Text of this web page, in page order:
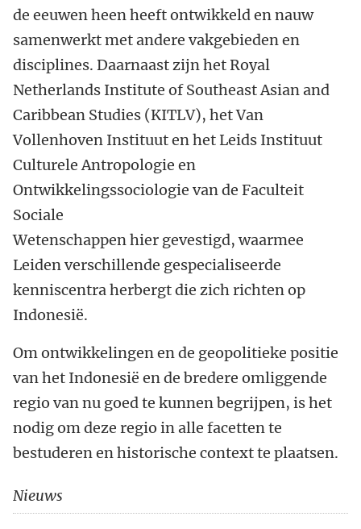
de eeuwen heen heeft ontwikkeld en nauw
samenwerkt met andere vakgebieden en
disciplines. Daarnaast zijn hetRoyal
Netherlands Institute of Southeast Asian and
Caribbean Studies (KITLV), het Van
Vollenhoven Instituut enhet Leids Instituut
Culturele Antropologie en
Ontwikkelingssociologie van de Faculteit
Sociale
Wetenschappenhier gevestigd, waarmee
Leiden verschillende gespecialiseerde
kenniscentra herbergt die zich richten op
Indonesië.
Om ontwikkelingen en de geopolitieke positie
van het Indonesië en de bredere omliggende
regio van nu goed te kunnen begrijpen, is het
nodig om deze regio in alle facetten te
bestuderen en historische context te plaatsen.
Nieuws